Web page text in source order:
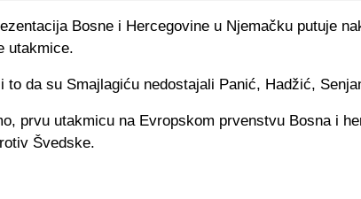
Bosne i Hercegovine u Njemačku putuje
utakmice.
to da su Smajlagiću nedostajali Panić, Hadžić,
prvu utakmicu na Evropskom prvenstvu Bosna i
Švedske.